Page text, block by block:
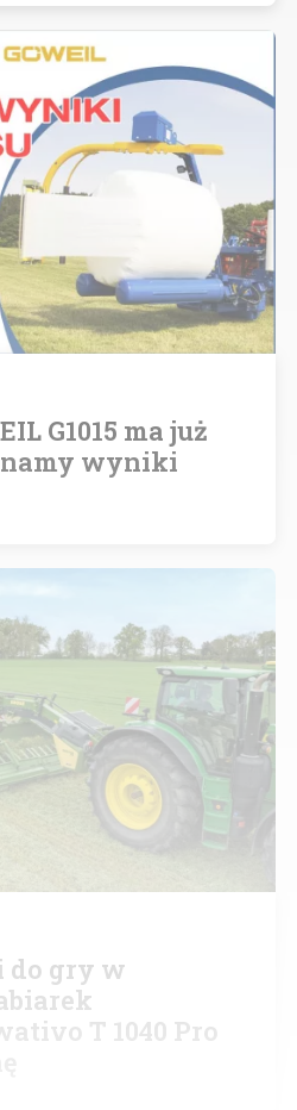
G1015 ma już
wyniki
do gry w
T 1040 Pro